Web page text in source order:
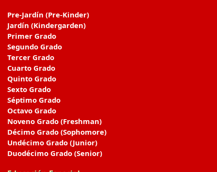
Pre-Jardín (Pre-Kinder)
Jardín (Kindergarden)
Primer Grado
Segundo Grado
Tercer Grado
Cuarto Grado
Quinto Grado
Sexto Grado
Séptimo Grado
Octavo Grado
Noveno Grado (Freshman)
Décimo Grado (Sophomore)
Undécimo Grado (Junior)
Duodécimo Grado (Senior)